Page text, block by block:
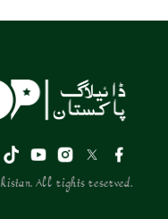
All rights reserved.